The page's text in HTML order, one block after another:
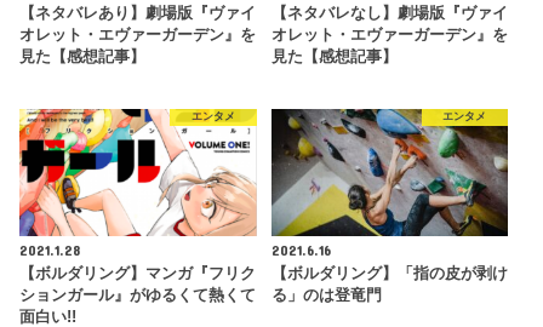
【ネタバレあり】劇場版『ヴァイ
オレット・エヴァーガーデン』を
見た【感想記事】
【ネタバレなし】劇場版『ヴァイ
オレット・エヴァーガーデン』を
見た【感想記事】
エンタメ
2021.1.28
【ボルダリング】マンガ『フリク
ションガール』がゆるくて熱くて
面白い!!
エンタメ
2021.6.16
【ボルダリング】「指の皮が剥け
る」のは登竜門